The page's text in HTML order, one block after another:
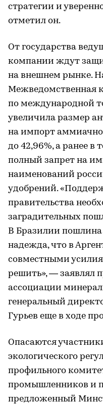
стратегии и
отметил он.
От государства
компании ждут
на внешнем рынке.
Межведомственная
по международной
увеличила размер
на импорт
до 42,96%, а ранее в
полный запрет на
наименований
удобрений.
правительства
заградительных
В Бразилии пошлина
надежда, что в
совместными
решить», — заявлял
ассоциации
генеральный
Гурьев еще в ходе
Опасаются
экологического
профильного
промышленников и
предложенный